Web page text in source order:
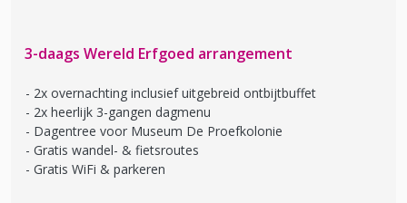
3-daags Wereld Erfgoed arrangement
2x overnachting inclusief uitgebreid ontbijtbuffet
2x heerlijk 3-gangen dagmenu
Dagentree voor Museum De Proefkolonie
Gratis wandel- & fietsroutes
Gratis WiFi & parkeren